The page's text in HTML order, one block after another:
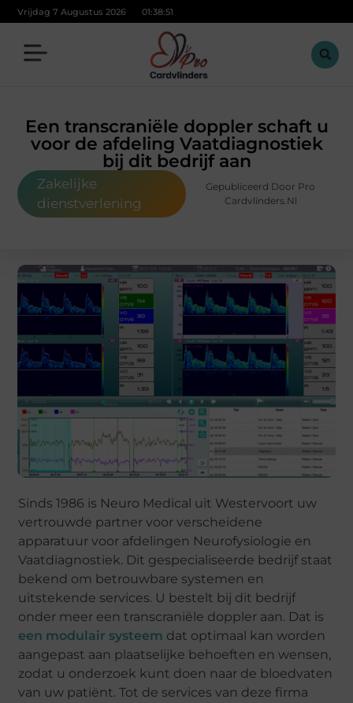
Vrijdag 7 Augustus 2026 01:38:52
Een transcraniële doppler schaft u
voor de afdeling Vaatdiagnostiek
bij dit bedrijf aan
Zakelijke
dienstverlening
Gepubliceerd Door Pro
Cardvlinders.nl
Sinds 1986 is Neuro Medical uit Westervoort uw
vertrouwde partner voor verscheidene
apparatuur voor afdelingen Neurofysiologie en
Vaatdiagnostiek. Dit gespecialiseerde bedrijf staat
bekend om betrouwbare systemen en
uitstekende services. U bestelt bij dit bedrijf
onder meer een transcraniële doppler aan. Dat is
een modulair systeem dat optimaal kan worden
aangepast aan plaatselijke behoeften en wensen,
zodat u onderzoek kunt doen naar de bloedvaten
van uw patiënt. Tot de services van deze firma